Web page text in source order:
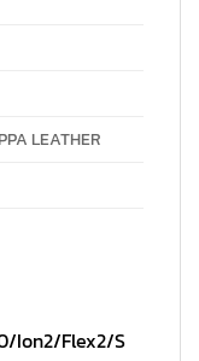
LEATHER
Ion2/Flex2/S